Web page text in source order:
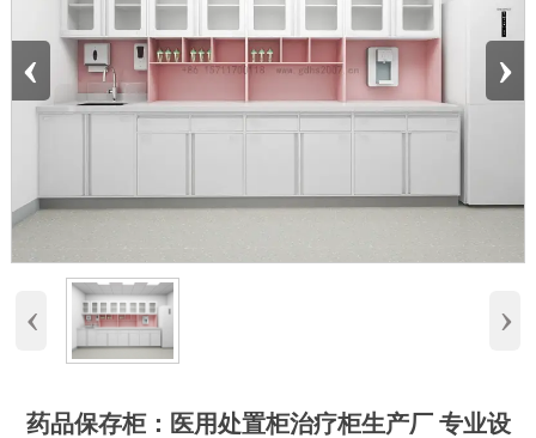
‹ ›
‹ ›
药品保存柜：医用处置柜治疗柜生产厂 专业设